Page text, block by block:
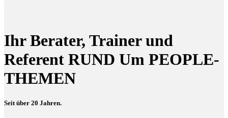
Ihr Berater, Trainer und
Referent RUND Um PEOPLE-
THEMEN
Seit über 20 Jahren.